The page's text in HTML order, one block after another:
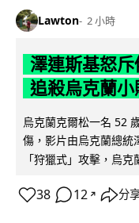
Lawton 2 小時
澤連斯基怒
追殺烏克蘭
烏克蘭克爾松一名 52
傷，影片由烏克蘭總統
「狩獵式」攻擊，烏克
38 12 ↗ 分